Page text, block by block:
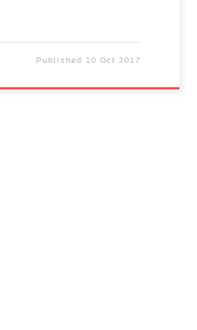
Published 10 Oct 2017